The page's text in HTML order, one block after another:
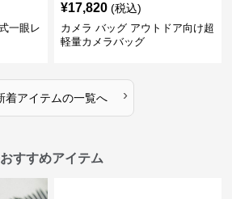
一眼レ
¥17,820 (税込)
カメラ バッグ アウトドア向け超
軽量カメラバッグ
着アイテムの一覧へ ›
すすめアイテム